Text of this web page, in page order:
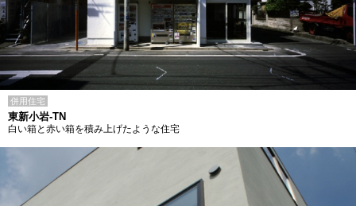
併用住宅
東新小岩-TN
白い箱と赤い箱を積み上げたような住宅